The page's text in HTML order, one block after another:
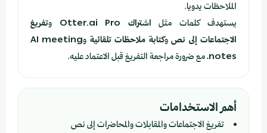
الملاحظات يدويا.
يستهدف كلمات مثل اشتراك Otter.ai Pro وتفريغ
الاجتماعات إلى نصوكتابة ملاحظات تلقائية وAI meeting
notes، مع ضرورة مراجعة التفريغ قبل الاعتماد عليه.
أهم الاستخدامات
تفريغ الاجتماعات والمقابلات والمحاضرات إلى نص